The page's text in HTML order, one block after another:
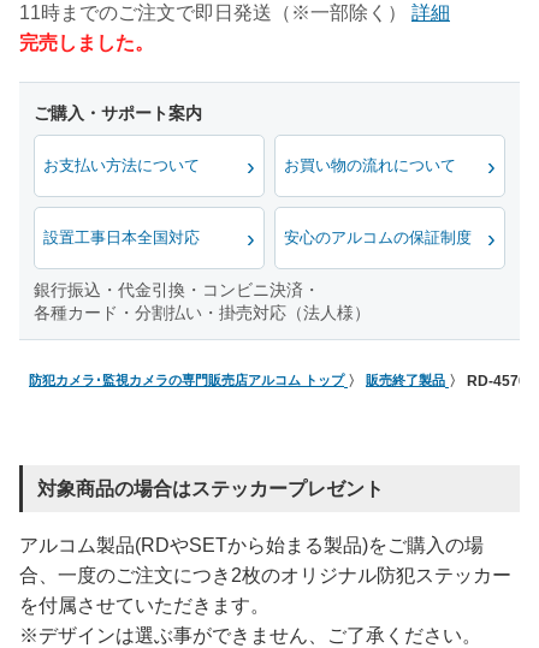
11時までのご注文で即日発送（※一部除く）
詳細
完売しました。
お支払い方法について お買い物の流れについて
設置工事日本全国対応 安心のアルコムの保証制度
銀行振込・代金引換・コンビニ決済・
各種カード・分割払い・掛売対応（法人様）
防犯カメラ･監視カメラの専門販売店アルコム トップ 販売終了製品 RD-4570
対象商品の場合はステッカープレゼント
アルコム製品(RDやSETから始まる製品)をご購入の場
合、一度のご注文につき2枚のオリジナル防犯ステッカー
を付属させていただきます。
※デザインは選ぶ事ができません、ご了承ください。